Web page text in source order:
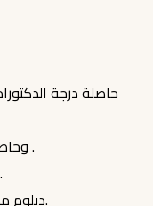
حاصلة درجة
وحاصلة درجة الماجستير من جامعة عين شمس .
وايضاً دبلوم تربوي من جامعة عين شمس.
دبلوم مدربة مدربين معتمد من جامعة عين شمس.